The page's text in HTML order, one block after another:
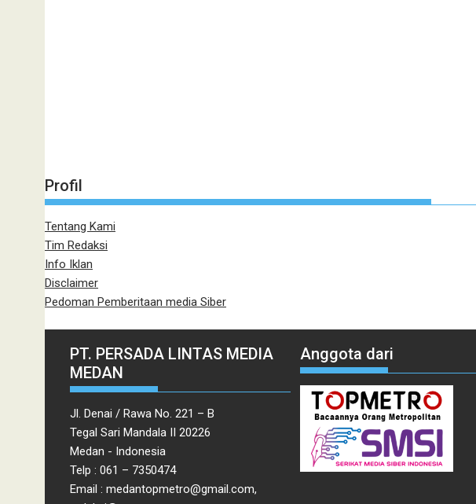
Profil
Tentang Kami
Tim Redaksi
Info Iklan
Disclaimer
Pedoman Pemberitaan media Siber
PT. PERSADA LINTAS MEDIA
MEDAN
Jl. Denai / Rawa No. 221 – B
Tegal Sari Mandala II 20226
Medan - Indonesia
Telp : 061 – 7350474
Email : medantopmetro@gmail.com,
Anggota dari